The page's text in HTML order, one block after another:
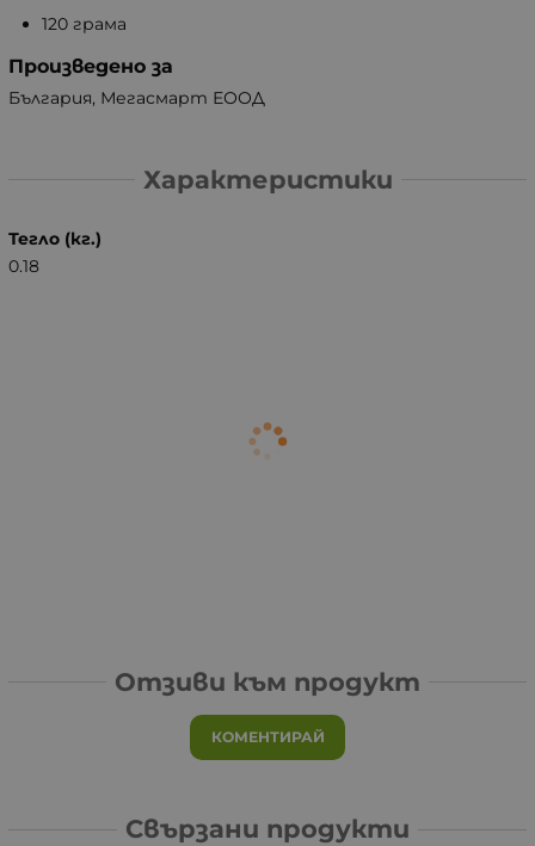
120 грама
Произведено за
България, Мегасмарт ЕООД
Характеристики
Тегло (кг.)
0.18
Отзиви към продукт
КОМЕНТИРАЙ
Свързани продукти